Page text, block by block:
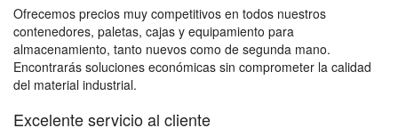
Ofrecemos precios muy competitivos en todos nuestros
contenedores, paletas, cajas y equipamiento para
almacenamiento, tanto nuevos como de segunda mano.
Encontrarás soluciones económicas sin comprometer la calidad
del material industrial.
Excelente servicio al cliente